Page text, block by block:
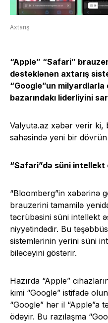
Axtarış
“Apple” “Safari”
dəstəklənən axtarış
“Google”un
bazarındakı liderliyini
Valyuta.az xəbər verir ki,
sahəsində yeni bir dövrün
“Safari”də süni
“Bloomberg”in xəbərinə
brauzerini tamamilə
təcrübəsini süni intellekt
niyyətindədir. Bu
sistemlərinin yerini süni
biləcəyini göstərir.
Hazırda “Apple”
kimi “Google” istifadə
“Google” hər il “Apple”a
ödəyir. Bu razılaşma